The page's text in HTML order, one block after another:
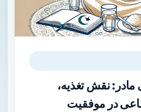
نقش تغذیه،
در موفقیت